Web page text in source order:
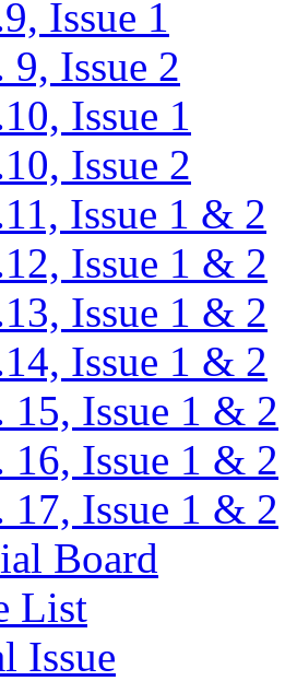
Issue 1
9, Issue 2
Issue 1
Issue 2
Issue 1 & 2
Issue 1 & 2
Issue 1 & 2
Issue 1 & 2
15, Issue 1 & 2
16, Issue 1 & 2
17, Issue 1 & 2
Board
List
Issue